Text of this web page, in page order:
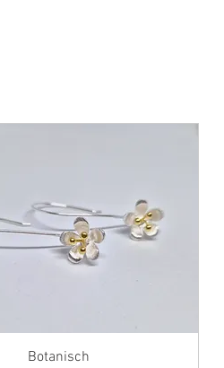
Botanisch